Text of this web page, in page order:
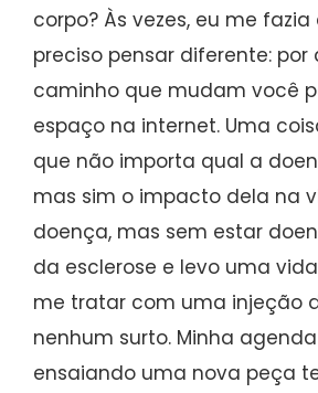
corpo? Às vezes, eu me
preciso pensar diferente:
caminho que mudam você
espaço na internet. Uma
que não importa qual a
mas sim o impacto dela na
doença, mas sem estar
da esclerose e levo uma
me tratar com uma injeção
nenhum surto. Minha
ensaiando uma nova peça